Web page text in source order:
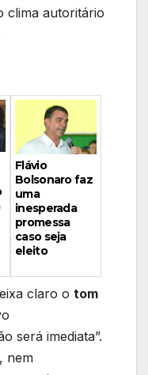
clima autoritário
Flávio
Bolsonaro faz
uma
inesperada
promessa
caso seja
eleito
claro o tom
será imediata”.
nem